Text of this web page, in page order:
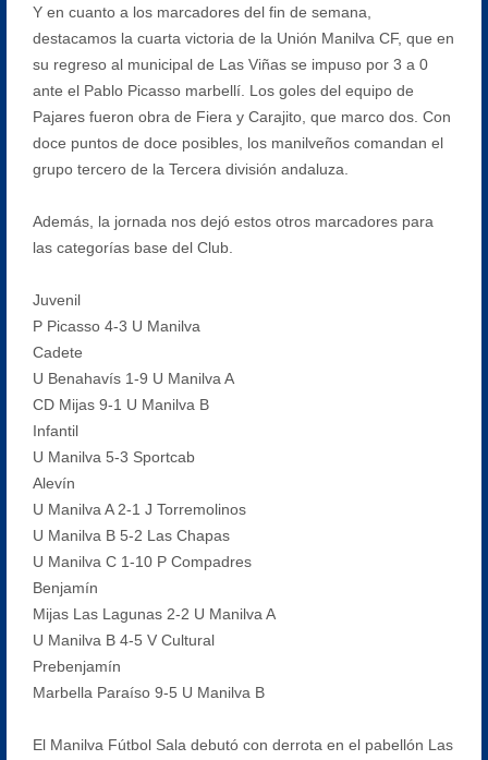
Y en cuanto a los marcadores del fin de semana,
destacamos la cuarta victoria de la Unión Manilva CF, que en
su regreso al municipal de Las Viñas se impuso por 3 a 0
ante el Pablo Picasso marbellí. Los goles del equipo de
Pajares fueron obra de Fiera y Carajito, que marco dos. Con
doce puntos de doce posibles, los manilveños comandan el
grupo tercero de la Tercera división andaluza.
Además, la jornada nos dejó estos otros marcadores para
las categorías base del Club.
Juvenil
P Picasso 4-3 U Manilva
Cadete
U Benahavís 1-9 U Manilva A
CD Mijas 9-1 U Manilva B
Infantil
U Manilva 5-3 Sportcab
Alevín
U Manilva A 2-1 J Torremolinos
U Manilva B 5-2 Las Chapas
U Manilva C 1-10 P Compadres
Benjamín
Mijas Las Lagunas 2-2 U Manilva A
U Manilva B 4-5 V Cultural
Prebenjamín
Marbella Paraíso 9-5 U Manilva B
El Manilva Fútbol Sala debutó con derrota en el pabellón Las